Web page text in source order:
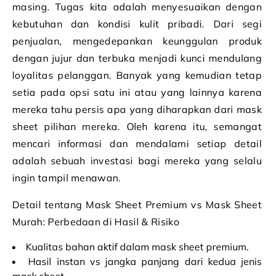
masing. Tugas kita adalah menyesuaikan dengan
kebutuhan dan kondisi kulit pribadi. Dari segi
penjualan, mengedepankan keunggulan produk
dengan jujur dan terbuka menjadi kunci mendulang
loyalitas pelanggan. Banyak yang kemudian tetap
setia pada opsi satu ini atau yang lainnya karena
mereka tahu persis apa yang diharapkan dari mask
sheet pilihan mereka. Oleh karena itu, semangat
mencari informasi dan mendalami setiap detail
adalah sebuah investasi bagi mereka yang selalu
ingin tampil menawan.
Detail tentang Mask Sheet Premium vs Mask Sheet
Murah: Perbedaan di Hasil & Risiko
Kualitas bahan aktif dalam mask sheet premium.
Hasil instan vs jangka panjang dari kedua jenis